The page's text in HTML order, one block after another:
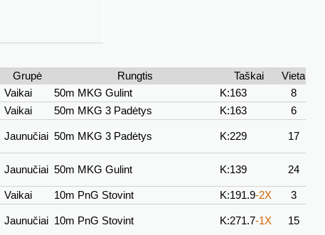
Grupė Rungtis Taškai
Vieta
Vaikai 50m MKG Gulint K:163
8
Vaikai 50m MKG 3 Padėtys K:163 6
Jaunučiai 50m MKG 3 Padėtys K:229 17
Jaunučiai 50m MKG Gulint K:139 24
Vaikai 10m PnG Stovint K:191.9-2X 3
Jaunučiai 10m PnG Stovint K:271.7-1X 15